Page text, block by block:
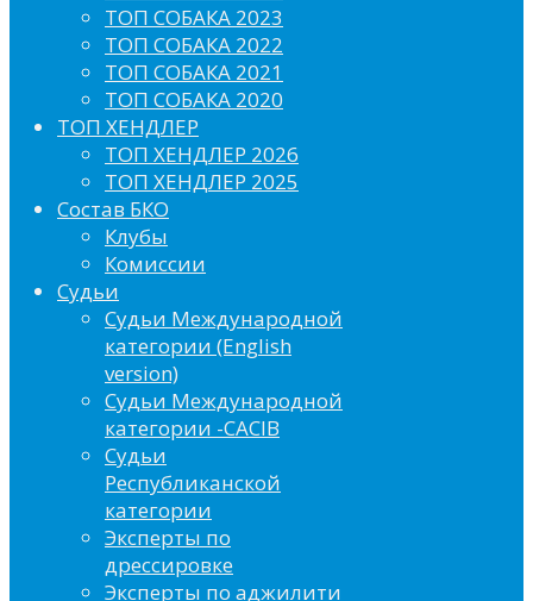
ТОП СОБАКА 2023
ТОП СОБАКА 2022
ТОП СОБАКА 2021
ТОП СОБАКА 2020
ТОП ХЕНДЛЕР
ТОП ХЕНДЛЕР 2026
ТОП ХЕНДЛЕР 2025
Состав БКО
Клубы
Комиссии
Судьи
Судьи Международной
категории (English
version)
Судьи Международной
категории -CACIB
Судьи
Республиканской
категории
Эксперты по
дрессировке
Эксперты по аджилити